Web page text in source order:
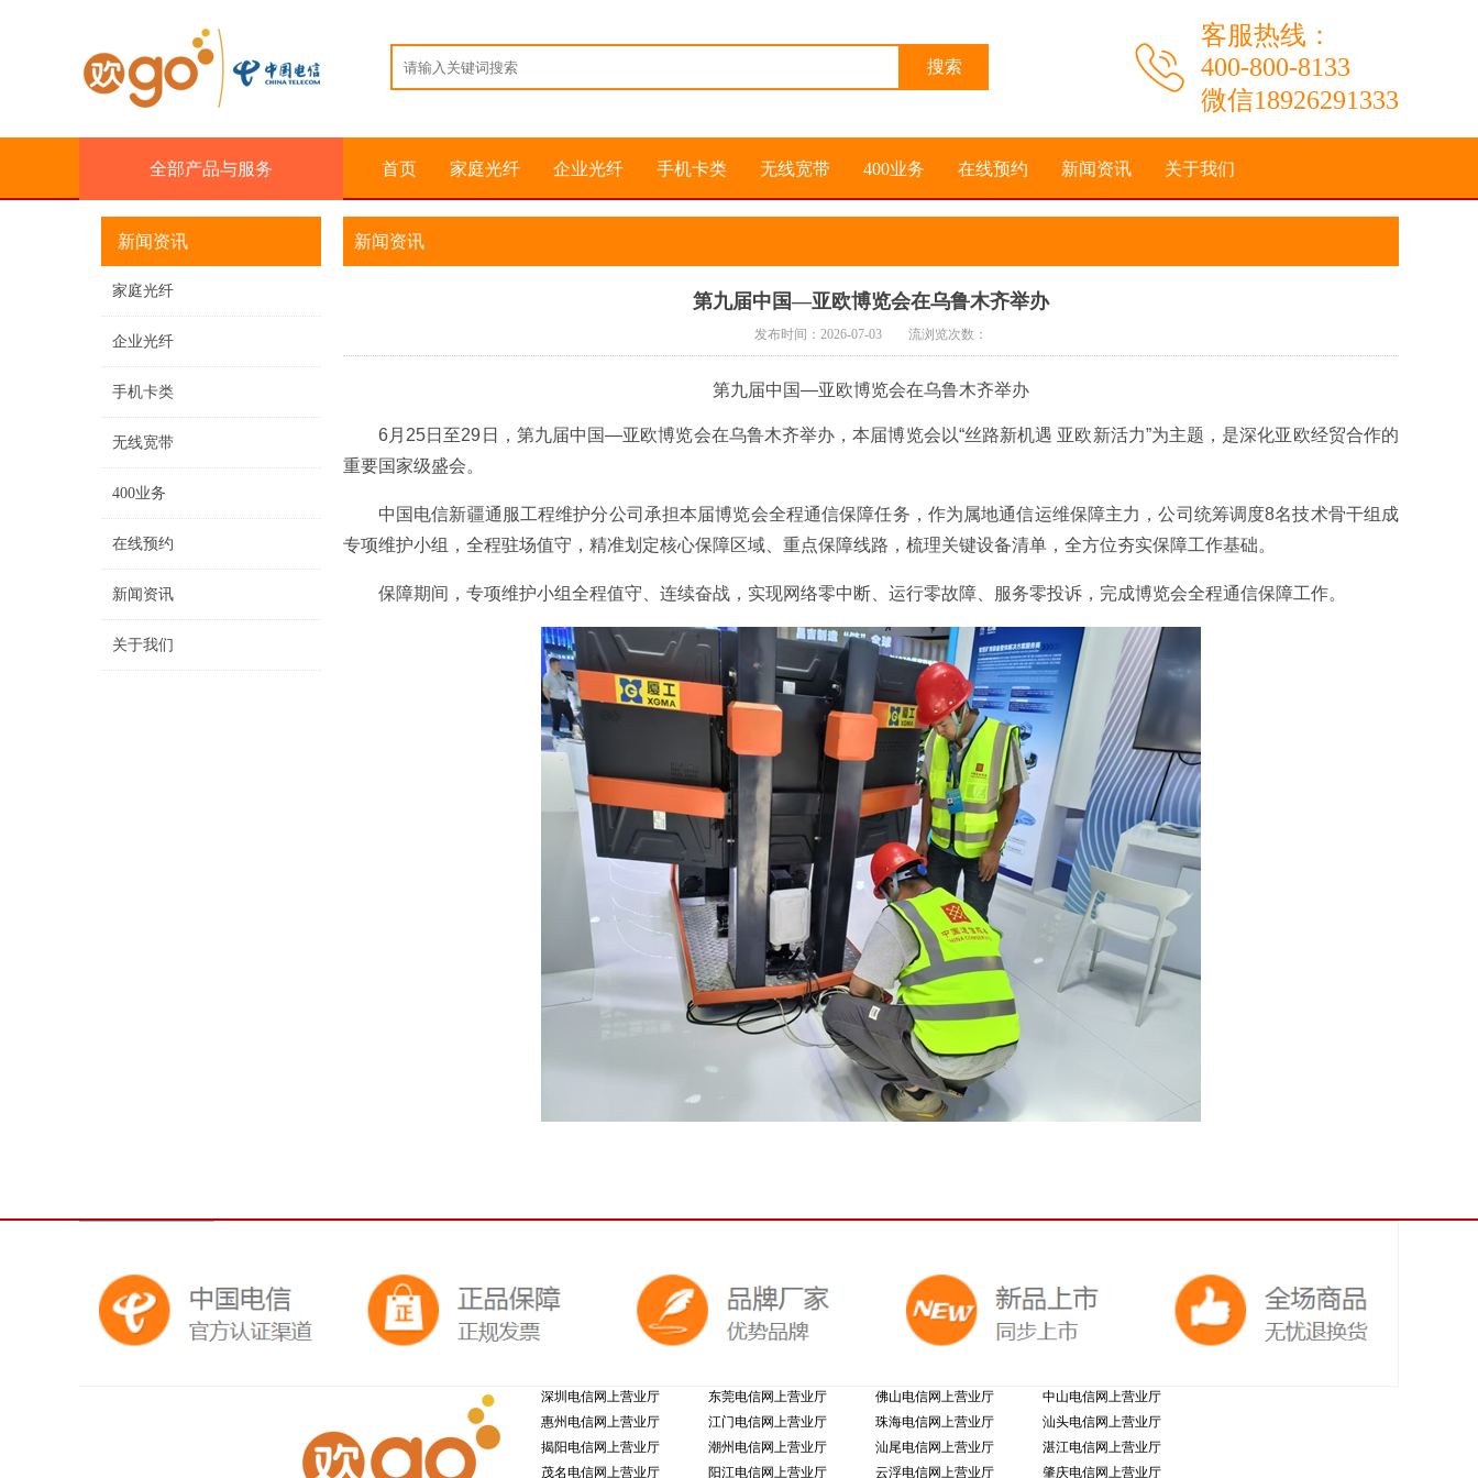
客服热线：
400-800-8133
微信18926291333
全部产品与服务 首页 家庭光纤 企业光纤 手机卡类 无线宽带 400业务 在线预约 新闻资讯 关于我们
新闻资讯
第九届中国—亚欧博览会在乌鲁木齐举办
发布时间：2026-07-03 流浏览次数：
第九届中国—亚欧博览会在乌鲁木齐举办
6月25日至29日，第九届中国—亚欧博览会在乌鲁木齐举办，本届博览会以“丝路新机遇 亚欧新活力”为主题，是深化亚欧经贸合作的
重要国家级盛会。
中国电信新疆通服工程维护分公司承担本届博览会全程通信保障任务，作为属地通信运维保障主力，公司统筹调度8名技术骨干组成
专项维护小组，全程驻场值守，精准划定核心保障区域、重点保障线路，梳理关键设备清单，全方位夯实保障工作基础。
保障期间，专项维护小组全程值守、连续奋战，实现网络零中断、运行零故障、服务零投诉，完成博览会全程通信保障工作。
新闻资讯
家庭光纤
企业光纤
手机卡类
无线宽带
400业务
在线预约
新闻资讯
关于我们
深圳电信网上营业厅 东莞电信网上营业厅 佛山电信网上营业厅
中山电信网上营业厅
惠州电信网上营业厅
江门电信网上营业厅 珠海电信网上营业厅
汕头电信网上营业厅
揭阳电信网上营业厅
潮州电信网上营业厅 汕尾电信网上营业厅
湛江电信网上营业厅
茂名电信网上营业厅
阳江电信网上营业厅 云浮电信网上营业厅 肇庆电信网上营业厅